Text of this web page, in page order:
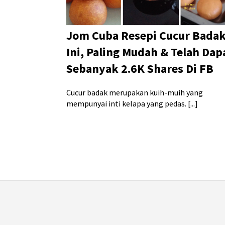
Jom Cuba Resepi Cucur
Ini, Paling Mudah & Telah
Sebanyak 2.6K Shares Di FB
Cucur badak merupakan kuih-muih yang
mempunyai inti kelapa yang pedas. [...]